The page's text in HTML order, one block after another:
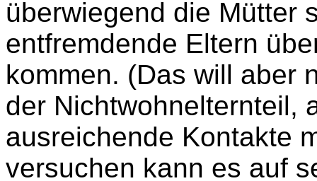
überwiegend die Mütter
entfremdende Eltern
kommen. (Das will aber
der Nichtwohnelternteil,
ausreichende Kontakte
versuchen kann es auf